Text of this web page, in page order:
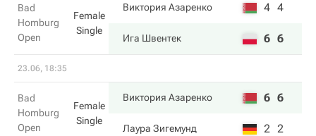
Bad
Homburg
Open
Female
Single
Виктория Азаренко 4 4
Ига Швентек 6 6
23.06, 18:35
Bad
Homburg
Open
Female
Single
Виктория Азаренко 6 6
Лаура Зигемунд 2 2